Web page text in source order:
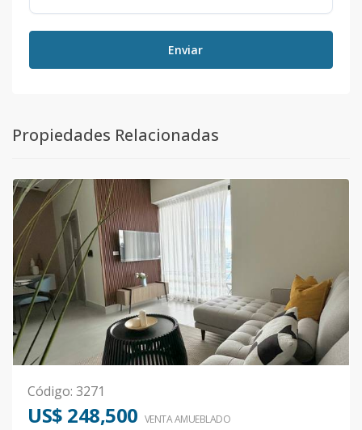
Enviar
Propiedades Relacionadas
Código: 3271
US$ 248,500 VENTA AMUEBLADO